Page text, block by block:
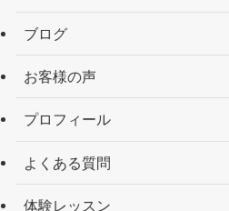
ブログ
お客様の声
プロフィール
よくある質問
体験レッスン